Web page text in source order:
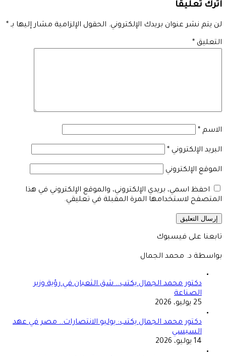
اترك تعليقاً
لن يتم نشر عنوان بريدك الإلكتروني. الحقول الإلزامية مشار إليها بـ *
التعليق *
الاسم *
البريد الإلكتروني *
الموقع الإلكتروني
احفظ اسمي، بريدي الإلكتروني، والموقع الإلكتروني في هذا
المتصفح لاستخدامها المرة المقبلة في تعليقي.
تابعنا على فيسبوك
بواسطة د. محمد الجمال
دكتور محمد الجمال يكتب.. شق الثعبان في رؤية وزير
الصناعة
25 يوليو، 2026
دكتور محمد الجمال يكتب: يوليو الانتصارات.. مصر في عهد
السيسي
14 يوليو، 2026